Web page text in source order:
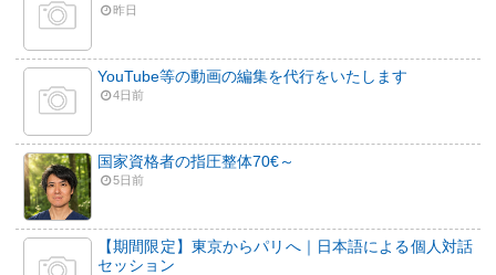
昨日
YouTube等の動画の編集を代行をいたします
4日前
国家資格者の指圧整体70€～
5日前
【期間限定】東京からパリへ｜日本語による個人対話
セッション